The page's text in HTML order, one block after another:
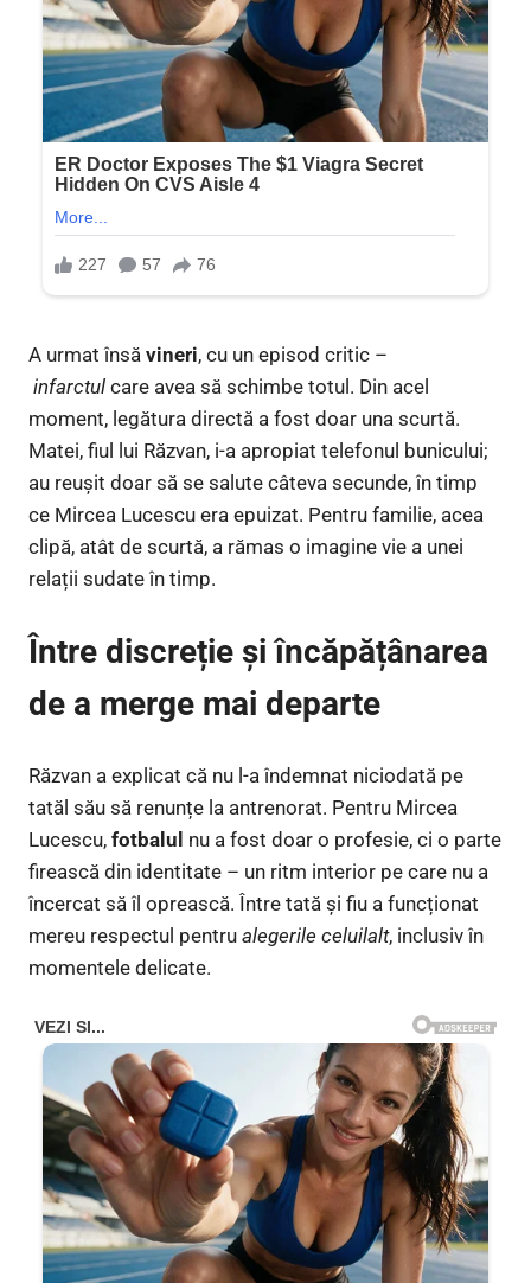
A urmat însă vineri, cu un episod critic –
infarctul care avea să schimbe totul. Din acel
moment, legătura directă a fost doar una scurtă.
Matei, fiul lui Răzvan, i-a apropiat telefonul bunicului;
au reușit doar să se salute câteva secunde, în timp
ce Mircea Lucescu era epuizat. Pentru familie, acea
clipă, atât de scurtă, a rămas o imagine vie a unei
relații sudate în timp.
Între discreție și încăpățânarea
de a merge mai departe
Răzvan a explicat că nu l-a îndemnat niciodată pe
tatăl său să renunțe la antrenorat. Pentru Mircea
Lucescu, fotbalul nu a fost doar o profesie, ci o parte
firească din identitate – un ritm interior pe care nu a
încercat să îl oprească. Între tată și fiu a funcționat
mereu respectul pentru alegerile celuilalt, inclusiv în
momentele delicate.